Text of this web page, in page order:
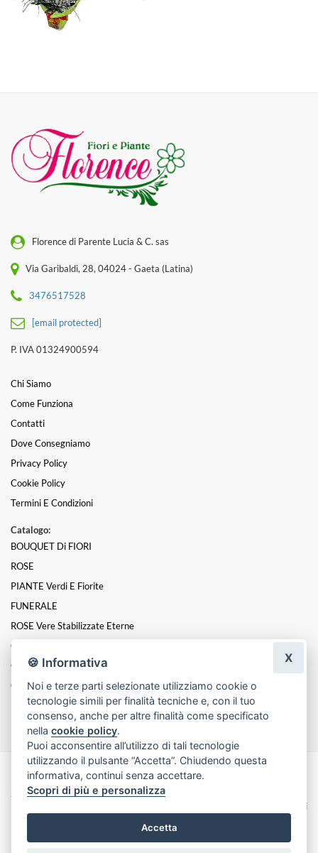
Florence di Parente Lucia & C. sas
Via Garibaldi, 28, 04024 - Gaeta (Latina)
3476517528
[email protected]
P. IVA 01324900594
Chi Siamo
Come Funziona
Contatti
Dove Consegniamo
Privacy Policy
Cookie Policy
Termini E Condizioni
Catalogo:
BOUQUET Di FIORI
ROSE
PIANTE Verdi E Fiorite
FUNERALE
ROSE Vere Stabilizzate Eterne
CUORI FLOREALI
Composizioni
COMPOSIZIONI ARTIFICIALI
FIORI IN SCATOLA
Made with byInfoser.it- Realizzazione Siti ecommerce per Fioristi
2026
Termini e Condizioni
🍪 Informativa
Noi e terze parti selezionate utilizziamo cookie o
tecnologie simili per finalità tecniche e, con il tuo
consenso, anche per altre finalità come specificato
nellacookie policy.
Puoi acconsentire all’utilizzo di tali tecnologie
utilizzando il pulsante “Accetta”. Chiudendo questa
informativa, continui senza accettare.
Scopri di più e personalizza
Accetta
X